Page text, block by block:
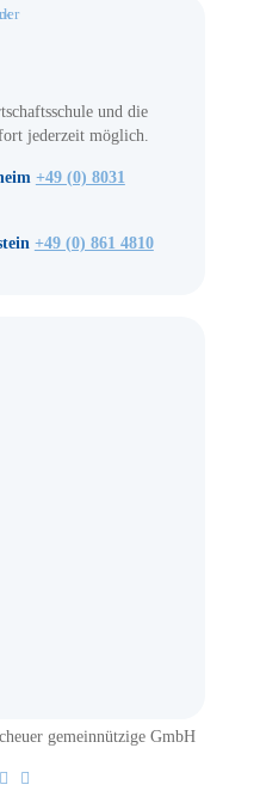
und die
jederzeit möglich.
+49 (0) 8031
+49 (0) 861 4810
gemeinnützige GmbH